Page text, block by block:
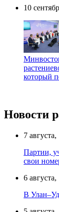
10
который
Новости
7 августа,
Партии,
свои
6
В